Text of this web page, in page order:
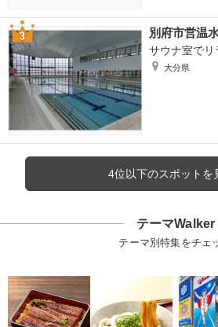
別府市営温
サウナ室で
大分県
4位以下のスポットを
テーマWalker
テーマ別特集をチェ